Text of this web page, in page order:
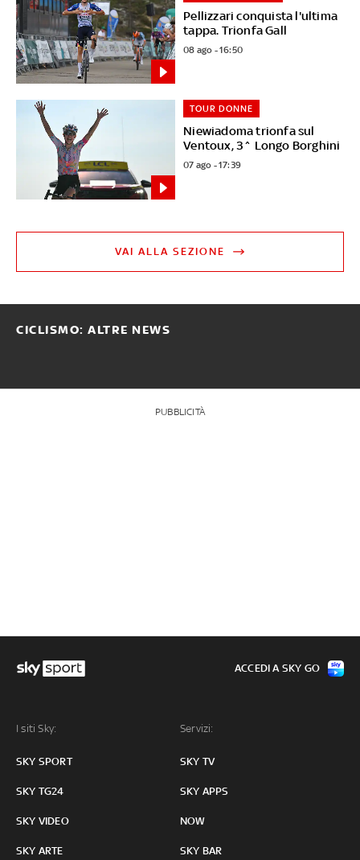
Pellizzari conquista l'ultima
tappa. Trionfa Gall
08 ago - 16:50
Niewiadoma trionfa sul
Ventoux, 3^ Longo Borghini
TOUR DONNE
07 ago - 17:39
VAI ALLA SEZIONE
CICLISMO: ALTRE NEWS
PUBBLICITÀ
I siti Sky:
SKY SPORT
SKY TG24
SKY VIDEO
SKY ARTE
Servizi:
SKY TV
SKY APPS
NOW
SKY BAR
ACCEDI A SKY GO